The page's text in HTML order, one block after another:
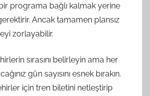
programa bağlı kalmak yerine
Ancak tamamen plansız
zorlayabilir.
sırasını belirleyin ama her
gün sayısını esnek bırakın.
için tren biletini netleştirip